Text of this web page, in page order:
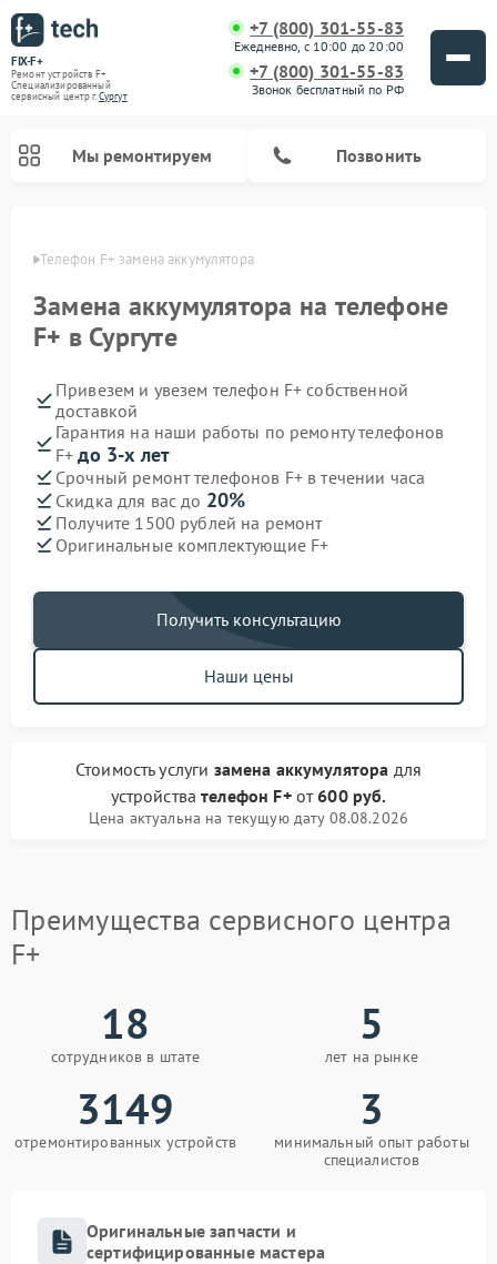
FIX-F+
Ремонт устройств F+
Специализированный
cервисный центр г.Сургут
+7 (800) 301-55-83
Ежедневно, с 10:00 до 20:00
+7 (800) 301-55-83
Звонок бесплатный по РФ
Мы ремонтируем Позвонить
Телефон F+ замена аккумулятора
Замена аккумулятора на телефоне
F+ в Сургуте
Привезем и увезем телефон F+ собственной
доставкой
Гарантия на наши работы по ремонту телефонов
F+до 3-х лет
Срочный ремонт телефонов F+ в течении часа
Скидка для вас до 20%
Получите 1500 рублей на ремонт
Оригинальные комплектующие F+
Получить консультацию
Наши цены
Стоимость услуги замена аккумулятора для
устройствателефон F+от600 руб.
Цена актуальна на текущую дату 08.08.2026
Преимущества сервисного центра
F+
18
сотрудников в штате
5
лет на рынке
3149
отремонтированных устройств
3
минимальный опыт работы
специалистов
Оригинальные запчасти и
сертифицированные мастера